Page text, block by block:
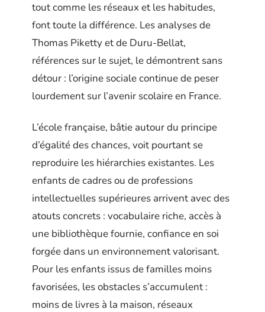
tout comme les réseaux et les habitudes,
font toute la différence. Les analyses de
Thomas Piketty et de Duru-Bellat,
références sur le sujet, le démontrent sans
détour : l’origine sociale continue de peser
lourdement sur l’avenir scolaire en France.
L’école française, bâtie autour du principe
d’égalité des chances, voit pourtant se
reproduire les hiérarchies existantes. Les
enfants de cadres ou de professions
intellectuelles supérieures arrivent avec des
atouts concrets : vocabulaire riche, accès à
une bibliothèque fournie, confiance en soi
forgée dans un environnement valorisant.
Pour les enfants issus de familles moins
favorisées, les obstacles s’accumulent :
moins de livres à la maison, réseaux